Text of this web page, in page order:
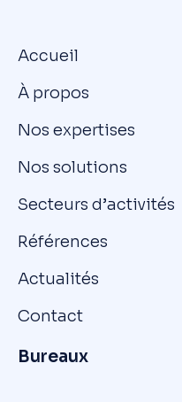
Accueil
À propos
Nos expertises
Nos solutions
Secteurs d’activités
Références
Actualités
Contact
Bureaux